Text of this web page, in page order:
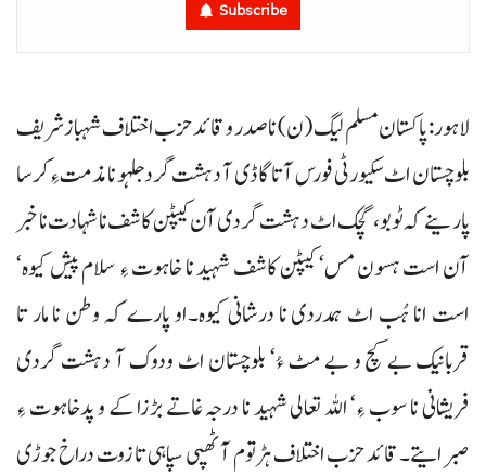
Subscribe
لاہور: پاکستان مسلم لیگ (ن) نا صدر و قائد حزب اختلاف شہبازشریف
بلوچستان اٹ سکیورٹی فورس آتا گاڈی آ دہشت گرد جلہو نا مذمت ءِ کرسا
پارینے کہ ٹوبو، گچک اٹ دہشت گردی آن کیپٹن کاشف نا شہادت نا خبر
آن است ہسون مس‘ کیپٹن کاشف شہید نا خاہوت ءِ سلام پیش کیوہ‘
است انا ہُب اٹ ہمدردی نا درشانی کیوہ۔او پارے کہ وطن نا مار تا
قربانیک بے کچ و بے مٹ ءُ‘ بلوچستان اٹ ودوک آ دہشت گردی
فریشانی نا سوب ءِ‘ اللہ تعالی شہید نا درجہ غاتے بڑزا کے و پدخاہوت ءِ
صبرایتے۔ قائد حزب اختلاف ہڑتوم آ ٹھپی سپاہی تا زوت دراخ جوڑی